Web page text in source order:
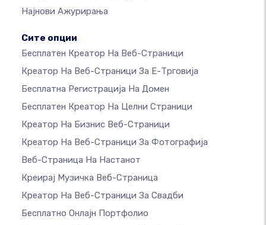
Најнови Ажурирања
Сите опции
Бесплатен Креатор На Веб-Страници
Креатор На Веб-Страници За Е-Трговија
Бесплатна Регистрација На Домен
Бесплатен Креатор На Целни Страници
Креатор На Бизнис Веб-Страници
Креатор На Веб-Страници За Фотографија
Веб-Страница На Настанот
Креирај Музичка Веб-Страница
Креатор На Веб-Страници За Свадби
Бесплатно Онлајн Портфолио